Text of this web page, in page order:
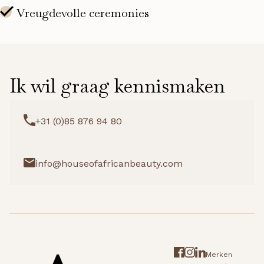
Ik wil graag kennismaken
+31 (0)85 876 94 80
info@houseofafricanbeauty.com
Merken